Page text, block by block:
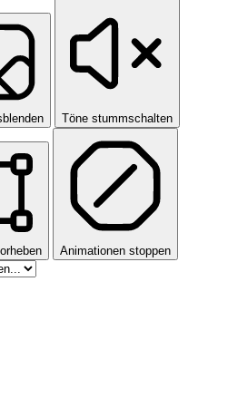
Töne stummschalten
Animationen stoppen